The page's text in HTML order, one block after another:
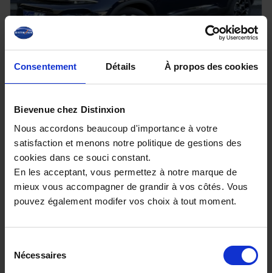
Consentement Détails À propos des cookies
Bievenue chez Distinxion
Nous accordons beaucoup d'importance à votre
satisfaction et menons notre politique de gestions des
cookies dans ce souci constant.
En les acceptant, vous permettez à notre marque de
mieux vous accompagner de grandir à vos côtés. Vous
pouvez également modifer vos choix à tout moment.
Nécessaires
CITROEN C5 AIRCROSS
Urban Black et T.O
10 km - 2025 - Diesel - Boîte auto
27 980€